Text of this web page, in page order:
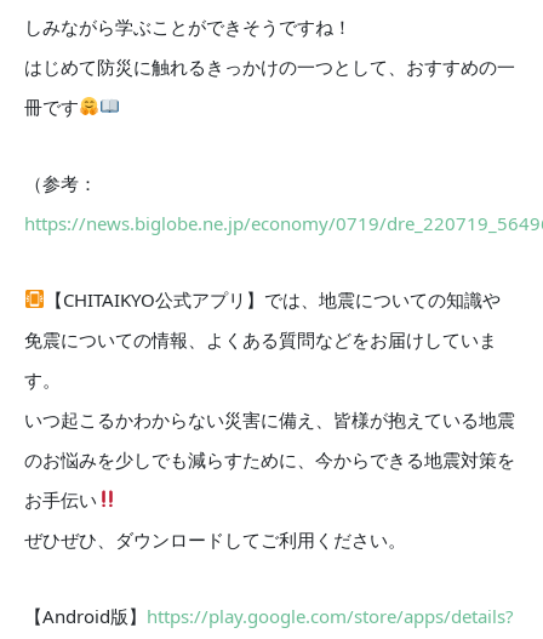
しみながら学ぶことができそうですね！
はじめて防災に触れるきっかけの一つとして、おすすめの一
冊です
（参考：
https://news.biglobe.ne.jp/economy/0719/
【CHITAIKYO公式アプリ】では、地震についての知識や
免震についての情報、よくある質問などをお届けしていま
す。
いつ起こるかわからない災害に備え、皆様が抱えている地震
のお悩みを少しでも減らすために、今からできる地震対策を
お手伝い
ぜひぜひ、ダウンロードしてご利用ください。
【Android版】 https://play.google.com/store/apps/details?